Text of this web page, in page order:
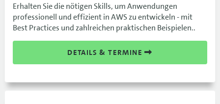
Erhalten Sie die nötigen Skills, um Anwendungen
professionell und effizient in AWS zu entwickeln - mit
Best Practices und zahlreichen praktischen Beispielen..
DETAILS & TERMINE